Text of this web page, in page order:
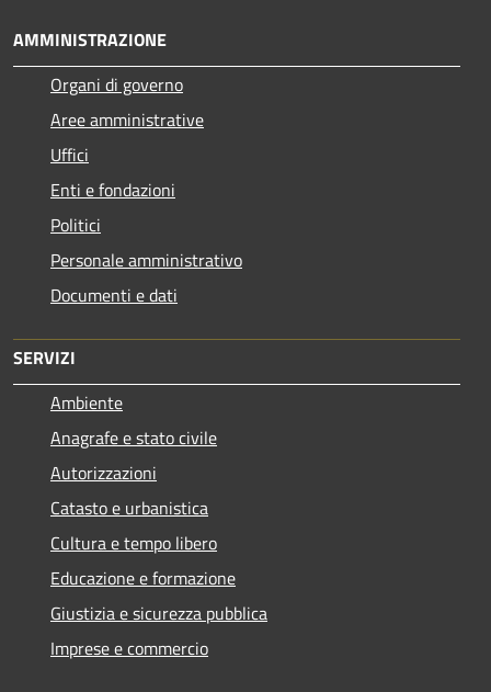
AMMINISTRAZIONE
Organi di governo
Aree amministrative
Uffici
Enti e fondazioni
Politici
Personale amministrativo
Documenti e dati
SERVIZI
Ambiente
Anagrafe e stato civile
Autorizzazioni
Catasto e urbanistica
Cultura e tempo libero
Educazione e formazione
Giustizia e sicurezza pubblica
Imprese e commercio